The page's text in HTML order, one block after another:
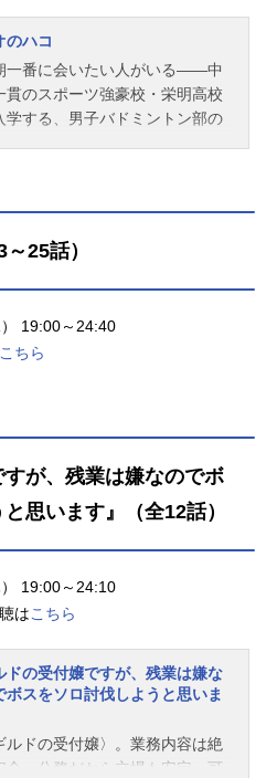
ター：戸田貴之3DCGアニメーシ
ロデューサー：飯島哲色彩設
態TVアニメスケジュール2024年
日（火）〜2024年7月2日（火）
ビ東京系・AT-Xにて話数全12話
スト清峰葉流火：増田俊樹要
宮野真守藤堂葵：阿座上洋平千
河西健吾スタッフ原作：みかわ
試合制作：高嶋栄充監督：中園
長谷川ひとみアクション作画監
立中順平 徳丸昌大美術監督：
...
のハコ
一番に会いたい人がいる――中
貫のスポーツ強豪校・栄明高校
学する、男子バドミントン部の
トボール部のエースで、校内外
ず人気の高嶺の花。部活に恋に
に、大喜にとって忙しい高校生
はじまる、そんなある日――作
ュール2024年10月3日（木）～2
3月27日（木）TBS系にて話数
原匡：小林千晃針生健吾：内田
ンナ島崎にいな：結川あさき兵
太：小野友樹遊佐柊仁：小野賢
貴スタッフ原作：三浦糀（集英
週刊少年ジャンプ」連載）監
矢野雄一郎キャラクターデザイ
・脚本：柿原優子色彩設計：今
美美術監督：藤井王之王撮影監
川下裕樹編集：笠原義宏音響監
明田川仁音楽：大間々昂クリエ
ィブアドバイザー：モギシンゴ
25話）
19:00～24:40
こちら
すが、残業は嫌なのでボ
思います』（全12話）
19:00～24:10
はこちら
ドの受付嬢ですが、残業は嫌な
ボスをソロ討伐しようと思いま
ルドの受付嬢〉。業務内容は絶
全。公務だから立場も安定。可